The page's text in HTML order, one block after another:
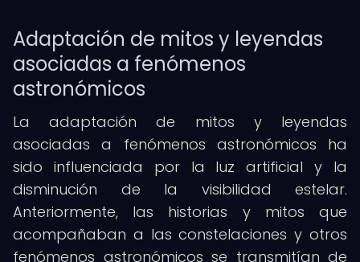
Adaptación de mitos y leyendas
asociadas a fenómenos
astronómicos
La adaptación de mitos y leyendas
asociadas a fenómenos astronómicos ha
sido influenciada por la luz artificial y la
disminución de la visibilidad estelar.
Anteriormente, las historias y mitos que
acompañaban a las constelaciones y otros
fenómenos astronómicos se transmitían de